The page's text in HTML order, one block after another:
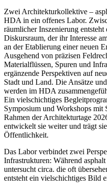
Zwei Architekturkollektive –
HDA in ein offenes Labor.
räumlicher Inszenierung
Diskursraum, der ihr Interesse
an der Etablierung einer neuen
Ausgehend von präzisen
Materialflüssen, Spuren und
ergänzende Perspektiven auf
Stadt und Land. Die Ansätze
werden im HDA
Ein vielschichtiges
Symposium und Workshops mit
Rahmen der Architekturtage
entwickelt sie weiter und trägt
Öffentlichkeit.
Das Labor verbindet zwei
Infrastrukturen: Während
untersucht circa. die oft
entsteht ein vielschichtiges Bild